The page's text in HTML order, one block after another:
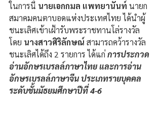
ในการนี้ นายเอกกมล แพทยานันท์ นายก
สมาคมคนตาบอดแห่งประเทศไทย ได้นำผู้
ชนะเลิศเข้าเฝ้ารับพระราชทานโล่รางวัล
โดย นางสาวศิริลักษณ์ สามารถคว้ารางวัล
ชนะเลิศได้ถึง 2 รายการ ได้แก่ การประกวด
อ่านอักษรเบรลล์ภาษาไทย และการอ่าน
อักษรเบรลล์ภาษาจีน ประเภทรายบุคคล
ระดับชั้นมัธยมศึกษาปีที่ 4-6